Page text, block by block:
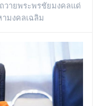
วายพระพรชัยมงคลแด่
ามงคลเฉลิม
ที่ ๒๘ กรกฎาคม ๒๕๖๙